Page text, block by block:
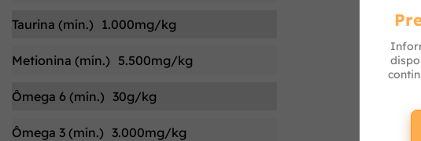
Taurina (mín.) 1.000mg/kg
Metionina (mín.) 5.500mg/kg
Ômega 6 (mín.) 30g/kg
Ômega 3 (mín.) 3.000mg/kg